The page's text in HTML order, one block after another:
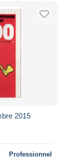
2015
Professionnel